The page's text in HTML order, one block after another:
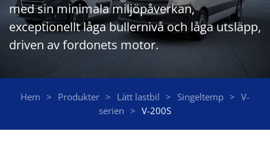
med sin minimala miljöpåverkan,
exceptionellt låga bullernivå och låga utsläpp,
driven av fordonets motor.
Hem Produkter Lätt lastbil Singeltemp
V-
serien
V-200S